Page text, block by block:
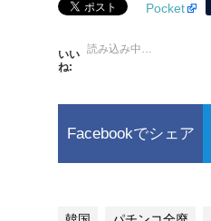
Pocket
いい
ね:
読み込み中…
Facebookでシェア